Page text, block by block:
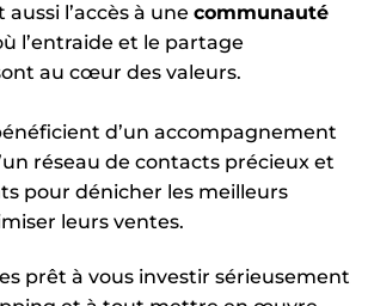
l’accès à une communauté
l’entraide et le partage
au cœur des valeurs.
d’un accompagnement
réseau de contacts précieux et
pour dénicher les meilleurs
leurs ventes.
prêt à vous investir sérieusement